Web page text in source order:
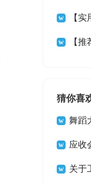
88条
人生格
【
人生格
【
猜你喜
舞蹈
14篇应收
结 关于